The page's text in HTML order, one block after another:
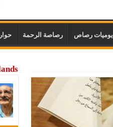
يوميات رصاص رصاصة الرحمة